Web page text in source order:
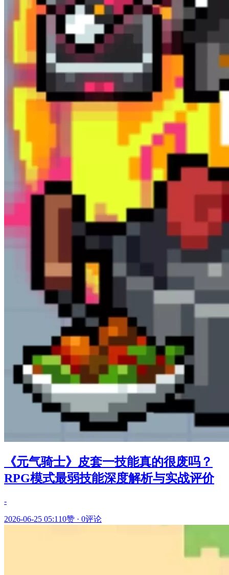
《元气骑士》皮套一技能真的很废吗？
RPG模式最弱技能深度解析与实战评价
-
2026-06-25 05:110赞 · 0评论